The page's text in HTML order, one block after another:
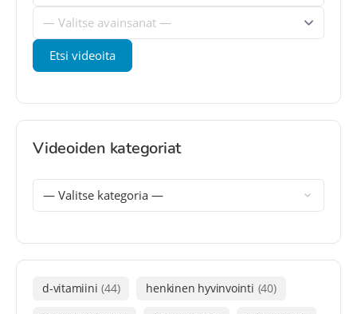
Videoiden kategoriat
d-vitamiini (44) henkinen hyvinvointi (40)